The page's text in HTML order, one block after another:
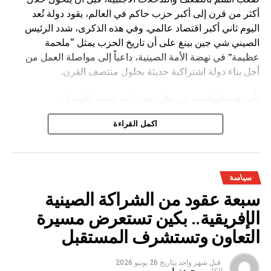
أكثر من قرن إلى أكبر حزب حاكم في العالم، يقود دولة تُعد
اليوم ثاني أكبر اقتصاد عالمي. وفي هذه الذكرى، شدد الرئيس
الصيني شي جين بينغ على أن تاريخ الحزب يمثل “ملحمة
عظيمة” في نهضة الأمة الصينية، داعياً إلى مواصلة العمل من
أجل بناء دولة اشتراكية حديثة بحلول منتصف القرن.
الجيوسياسية والتغيرات الاقتصادية، حيث تؤكد القيادة الصينية أن
العالم يعيش مرحلة “تغيرات عميقة غير مسبوقة”. وفي هذا
التخطيط طويل المدى، والتقدم الصناعي، والتوسع التكنولوجي.
كما تسعى الصين إلى تقديم ما تسميه “الحكمة الصينية”
و”الحلول الصينية” كبديل أو مكمل للنماذج الغربية في إدارة
التنمية والعلاقات الدولية، مع التأكيد على بناء “مجتمع المصير
المشترك للبشرية”.
ومن أبرز ما يميز هذه الذكرى أيضاً استمرار التركيز على تطوير
الجيش الصيني، فقد شدد الرئيس شي جين بينغ في خطاباته
اكمل القراءة
سياسة
سبعة عقود من الشراكة الصينية
الإفريقية.. بكين تستعرض مسيرة
التعاون وتستشرف المستقبل
قبل شهر واحد بتاريخ 26 يونيو 2026